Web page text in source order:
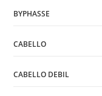
BYPHASSE
CABELLO
CABELLO DEBIL